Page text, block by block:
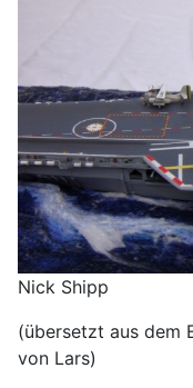
Nick Shipp
(übersetzt aus dem
von Lars)